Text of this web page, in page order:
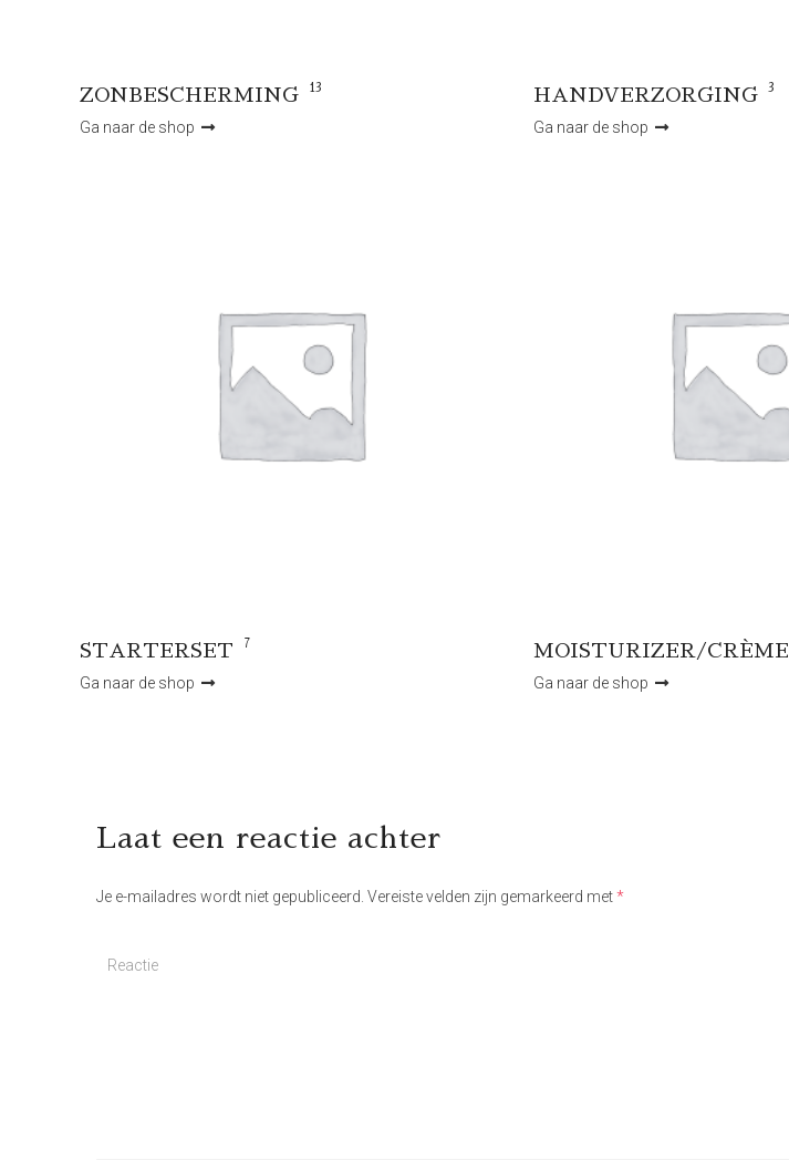
ZONBESCHERMING 13
Ga naar de shop
HANDVERZORGING 3
Ga naar de shop
STARTERSET 7
Ga naar de shop
MOISTURIZER/CRÈME
Ga naar de shop
Laat een reactie achter
Je e-mailadres wordt niet gepubliceerd. Vereiste velden zijn gemarkeerd met*